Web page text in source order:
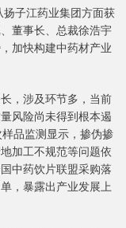
子江药业集团方面获
董事长、总裁徐浩宇
加快构建中药材产业
，涉及环节多，当前
风险尚未得到根本遏
品监测显示，掺伪掺
加工不规范等问题依
中药饮片联盟采购落
，暴露出产业发展上